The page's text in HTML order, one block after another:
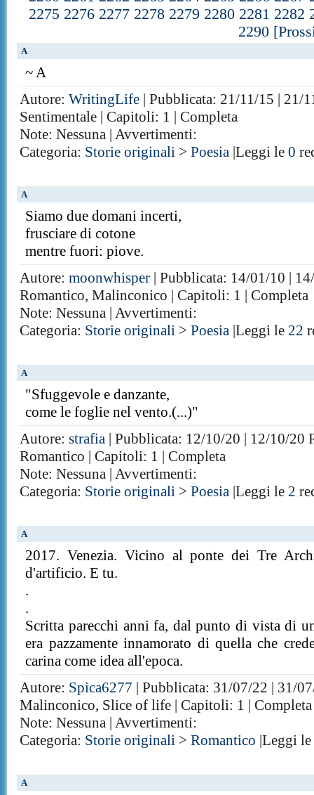
2275 2276 2277 2278 2279 2280 2281 2282
2290
A
~ A
Autore:WritingLife | Pubblicata: 21/11/15 | 21/
Sentimentale | Capitoli: 1 | Completa
Note: Nessuna | Avvertimenti:
Categoria: Storie originali >Poesia |Leggi le0
A
Siamo due domani incerti,
frusciare di cotone
mentre fuori: piove.
Autore:moonwhisper | Pubblicata: 14/01/10 |
Romantico, Malinconico | Capitoli: 1 | Completa
Note: Nessuna | Avvertimenti:
Categoria: Storie originali >Poesia |Leggi le 22
A
"Sfuggevole e danzante,
come le foglie nel vento.(...)"
Autore:strafia | Pubblicata: 12/10/20 | 12/10/20
Romantico | Capitoli: 1 | Completa
Note: Nessuna | Avvertimenti:
Categoria: Storie originali >Poesia |Leggi le 2
A
2017. Venezia. Vicino al ponte dei Tre
d'artificio. E tu.
.
.
Scritta parecchi anni fa, dal punto di vista di
era pazzamente innamorato di quella che
carina come idea all'epoca.
Autore: Spica6277 | Pubblicata: 31/07/22 | 31/
Malinconico, Slice of life | Capitoli: 1 | Completa
Note: Nessuna | Avvertimenti:
Categoria: Storie originali >Romantico |Leggi
A